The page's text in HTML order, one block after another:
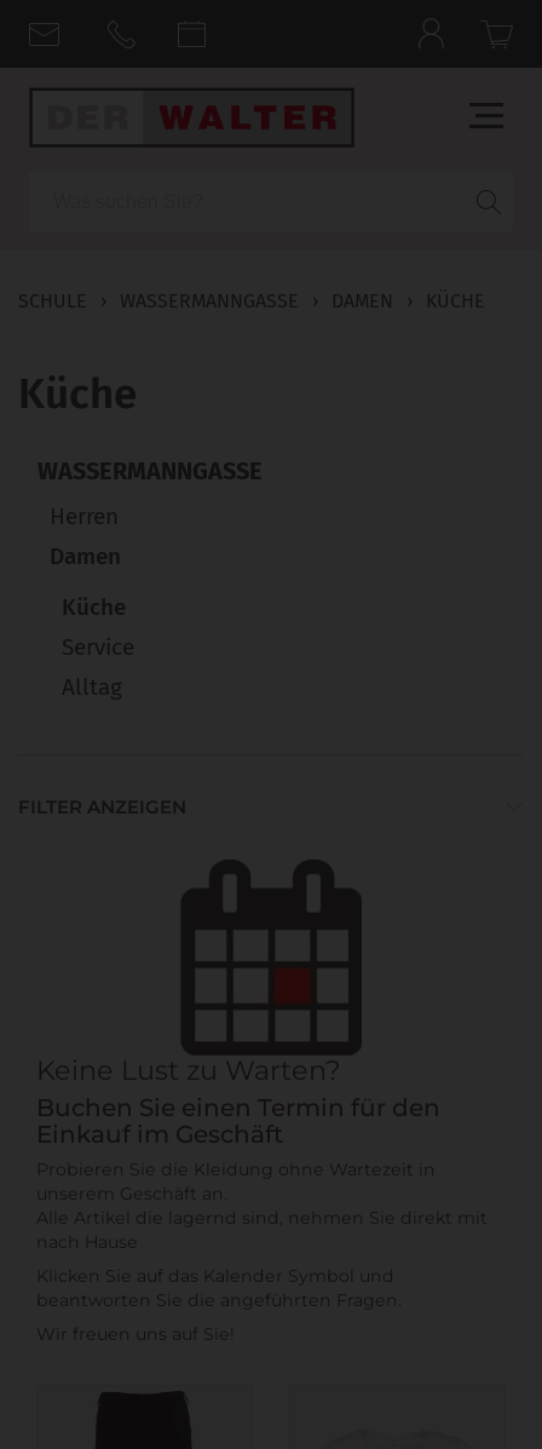
SCHULE › WASSERMANNGASSE › DAMEN › KÜCHE
Küche
WASSERMANNGASSE
Herren
Damen
Küche
Service
Alltag
FILTER ANZEIGEN
Keine Lust zu Warten?
Buchen Sie einen Termin für den
Einkauf im Geschäft
Probieren Sie die Kleidung ohne Wartezeit in
unserem Geschäft an.
Alle Artikel die lagernd sind, nehmen Sie direkt mit
nach Hause
Klicken Sie auf das Kalender Symbol und
beantworten Sie die angeführten Fragen.
Wir freuen uns auf Sie!